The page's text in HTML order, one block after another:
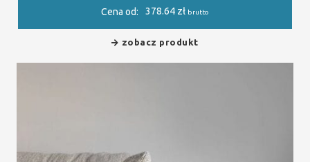
Cena od: 378.64 zł brutto
zobacz produkt